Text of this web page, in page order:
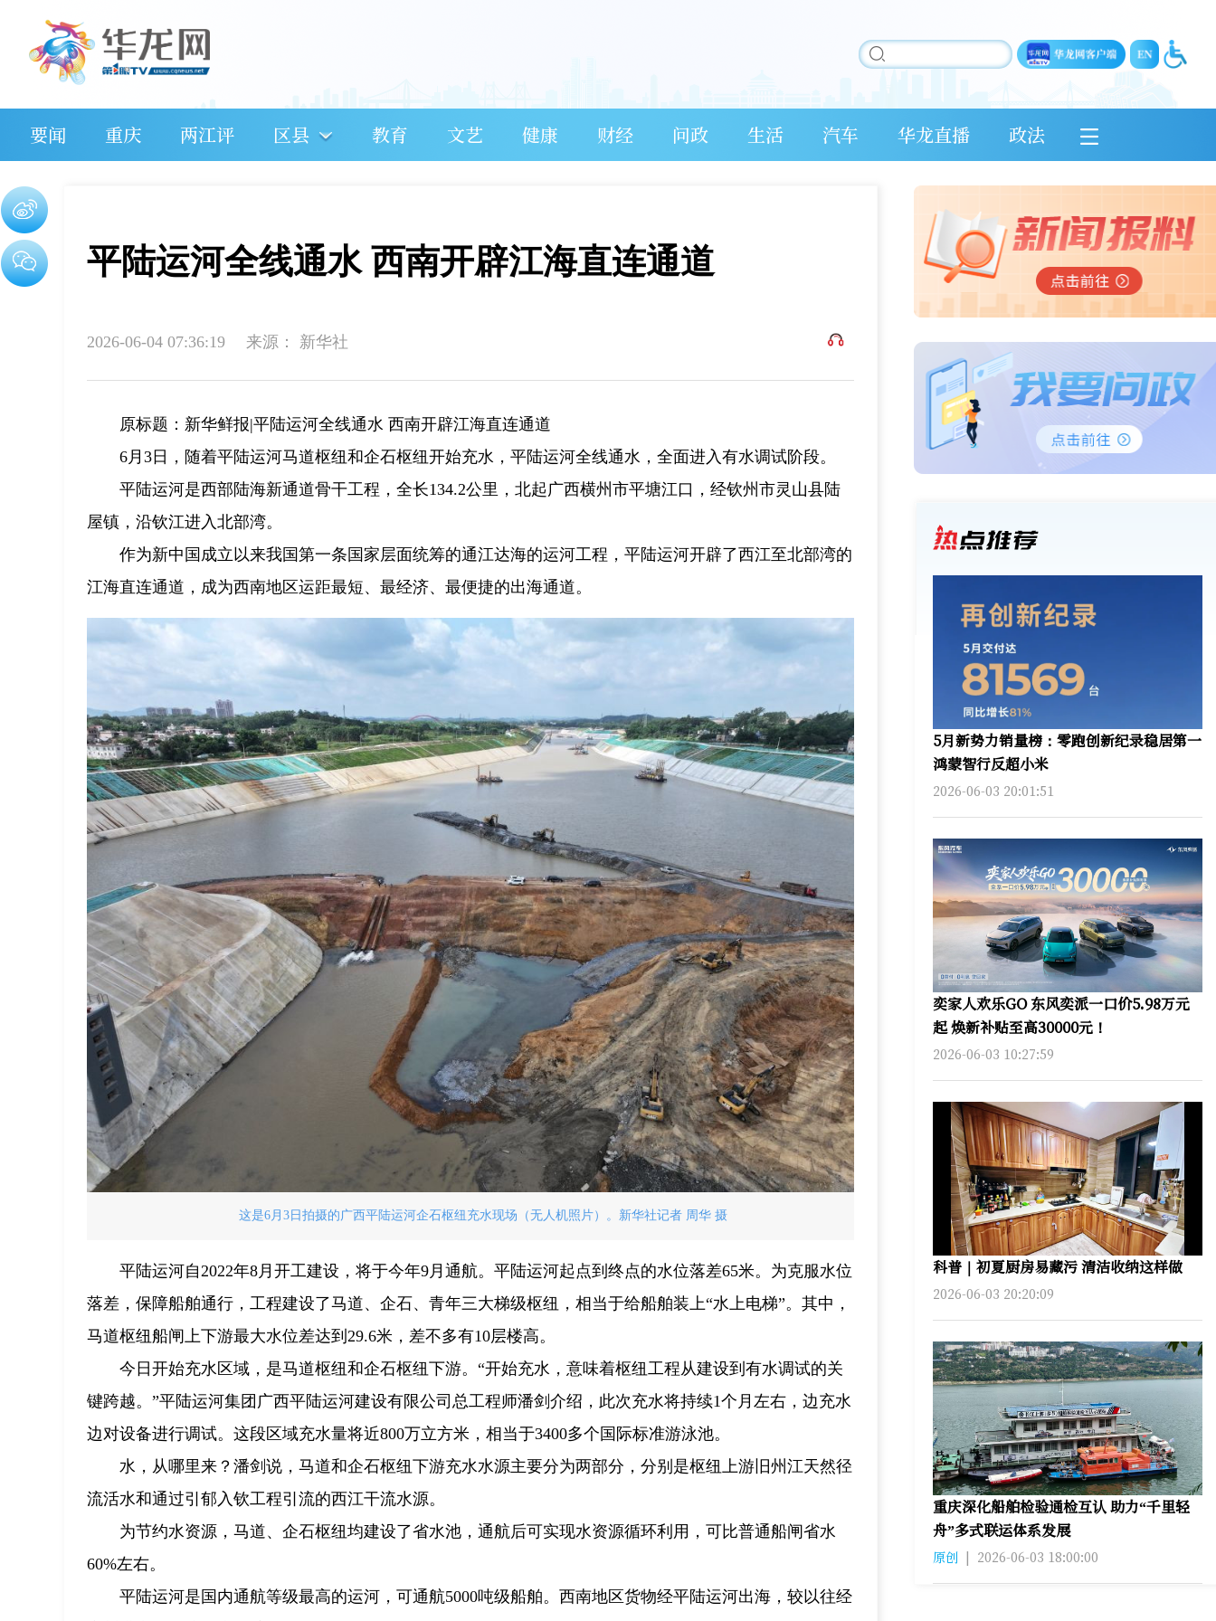
要闻 重庆 两江评 区县 教育 文艺 健康 财经 问政 生活 汽车 华龙直播 政法
平陆运河全线通水 西南开辟江海直连通道
2026-06-04 07:36:19 来源： 新华社
原标题：新华鲜报|平陆运河全线通水 西南开辟江海直连通道
6月3日，随着平陆运河马道枢纽和企石枢纽开始充水，平陆运河全线通水，全面进入有水调试阶段。
平陆运河是西部陆海新通道骨干工程，全长134.2公里，北起广西横州市平塘江口，经钦州市灵山县陆
屋镇，沿钦江进入北部湾。
作为新中国成立以来我国第一条国家层面统筹的通江达海的运河工程，平陆运河开辟了西江至北部湾的
江海直连通道，成为西南地区运距最短、最经济、最便捷的出海通道。
这是6月3日拍摄的广西平陆运河企石枢纽充水现场（无人机照片）。新华社记者 周华 摄
平陆运河自2022年8月开工建设，将于今年9月通航。平陆运河起点到终点的水位落差65米。为克服水位
落差，保障船舶通行，工程建设了马道、企石、青年三大梯级枢纽，相当于给船舶装上“水上电梯”。其中，
马道枢纽船闸上下游最大水位差达到29.6米，差不多有10层楼高。
今日开始充水区域，是马道枢纽和企石枢纽下游。“开始充水，意味着枢纽工程从建设到有水调试的关
键跨越。”平陆运河集团广西平陆运河建设有限公司总工程师潘剑介绍，此次充水将持续1个月左右，边充水
边对设备进行调试。这段区域充水量将近800万立方米，相当于3400多个国际标准游泳池。
水，从哪里来？潘剑说，马道和企石枢纽下游充水水源主要分为两部分，分别是枢纽上游旧州江天然径
流活水和通过引郁入钦工程引流的西江干流水源。
为节约水资源，马道、企石枢纽均建设了省水池，通航后可实现水资源循环利用，可比普通船闸省水
60%左右。
平陆运河是国内通航等级最高的运河，可通航5000吨级船舶。西南地区货物经平陆运河出海，较以往经
5月新势力销量榜：零跑创新纪录稳居第一
鸿蒙智行反超小米
2026-06-03 20:01:51
奕家人欢乐GO 东风奕派一口价5.98万元
起 焕新补贴至高30000元！
2026-06-03 10:27:59
科普｜初夏厨房易藏污 清洁收纳这样做
2026-06-03 20:20:09
重庆深化船舶检验通检互认 助力“千里轻
舟”多式联运体系发展
原创 | 2026-06-03 18:00:00